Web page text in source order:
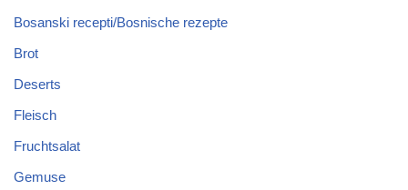
Bosanski recepti/Bosnische rezepte
Brot
Deserts
Fleisch
Fruchtsalat
Gemuse